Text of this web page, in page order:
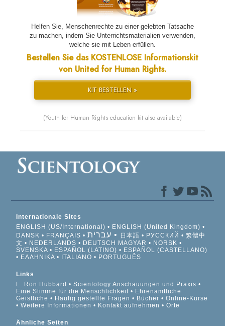
Helfen Sie, Menschenrechte zu einer gelebten Tatsache
zu machen, indem Sie Unterrichtsmaterialien verwenden,
welche sie mit Leben erfüllen.
Bestellen Sie das KOSTENLOSE Informationskit
von United for Human Rights.
KIT BESTELLEN »
(Youth for Human Rights education kit also available)
Internationale Sites
ENGLISH (US/International)
ENGLISH (United Kingdom)
DANSK
FRANÇAIS עברית 日本語 РУССКИЙ
繁體中
文
NEDERLANDS DEUTSCH MAGYAR
NORSK
SVENSKA
ESPAÑOL (LATINO)
ESPAÑOL (CASTELLANO)
ΕΛΛΗΝΙΚA
ITALIANO PORTUGUÊS
Links
L. Ron Hubbard
Scientology Anschauungen und Praxis
Eine Stimme für die Menschlichkeit
Ehrenamtliche
Geistliche
Häufig gestellte Fragen Bücher
Online-Kurse
Weitere Informationen
Kontakt aufnehmen Orte
Ähnliche Seiten